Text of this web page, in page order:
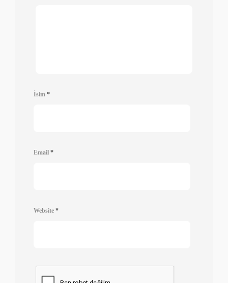
İsim *
Email *
Website *